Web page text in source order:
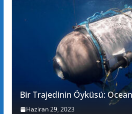
Bir Trajedinin Öyküsü:
Haziran 29, 2023